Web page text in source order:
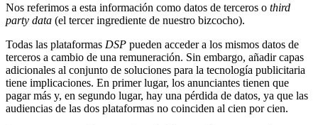
Nos referimos a esta información como datos de terceros o third
party data (el tercer ingrediente de nuestro bizcocho).
Todas las plataformas DSP pueden acceder a los mismos datos de
terceros a cambio de una remuneración. Sin embargo, añadir capas
adicionales al conjunto de soluciones para la tecnología publicitaria
tiene implicaciones. En primer lugar, los anunciantes tienen que
pagar más y, en segundo lugar, hay una pérdida de datos, ya que las
audiencias de las dos plataformas no coinciden al cien por cien.